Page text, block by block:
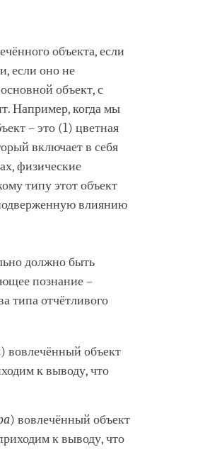
объекта, если
если оно не
объект, с
Например, когда мы
– это (1) цветная
включает в себя
физические
типу этот объект
влиянию
должно быть
познание –
типа отчётливого
) вовлечённый объект
к выводу, что
) вовлечённый объект
к выводу, что